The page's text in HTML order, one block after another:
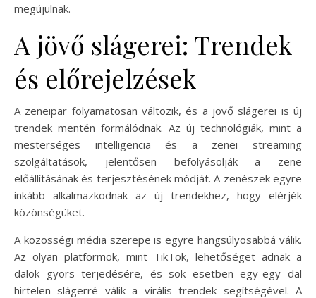
megújulnak.
A jövő slágerei: Trendek
és előrejelzések
A zeneipar folyamatosan változik, és a jövő slágerei is új
trendek mentén formálódnak. Az új technológiák, mint a
mesterséges intelligencia és a zenei streaming
szolgáltatások, jelentősen befolyásolják a zene
előállításának és terjesztésének módját. A zenészek egyre
inkább alkalmazkodnak az új trendekhez, hogy elérjék
közönségüket.
A közösségi média szerepe is egyre hangsúlyosabbá válik.
Az olyan platformok, mint TikTok, lehetőséget adnak a
dalok gyors terjedésére, és sok esetben egy-egy dal
hirtelen slágerré válik a virális trendek segítségével. A